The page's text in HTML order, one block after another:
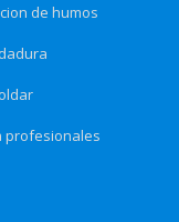
de humos
profesionales